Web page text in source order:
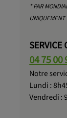
* PAR
UNIQUEMENT
SERVICE
04 75 00
Notre
Lundi :
Vendredi :